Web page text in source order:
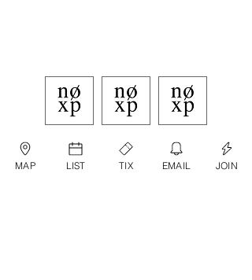
MAP LIST TIX EMAIL JOIN